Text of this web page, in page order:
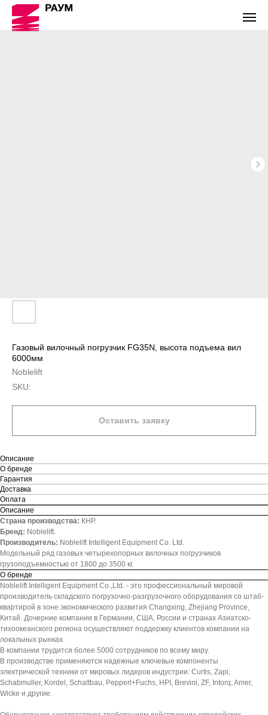
Газовый вилочный погрузчик FG35N, высота подъема вил
6000мм
Noblelift
SKU:
Оставить заявку
Описание
О бренде
Гарантия
Доставка
Оплата
Описание
Страна производства: КНР.
Бренд: Noblelift.
Производитель: Noblelift Intelligent Equipment Co. Ltd.
Модельный ряд газовых четырехопорных вилочных погрузчиков
грузоподъемностью от 1800 до 3500 кг.
О бренде
Noblelift Intelligent Equipment Co.,Ltd. - это профессиональный мировой
производитель складского погрузочно-разгрузочного оборудования со штаб-
квартирой в зоне экономического развития Changxing, Zhejiang Province,
Китай. Дочерние компании в Германии, США, России и странах Азиатско-
тихоокеанского региона осуществляют поддержку клиентов компании на
локальных рынках.
В компании трудится более 5000 сотрудников по всему миру.
В производстве применяются надежные ключевые компоненты
электрической техники от мировых лидеров индустрии: Curtis, Zapi,
Schabmuller, Kordel, Schaltbau, Pepperl+Fuchs, HPI, Brevini, ZF, Intorq, Amer,
Wicke и другие.